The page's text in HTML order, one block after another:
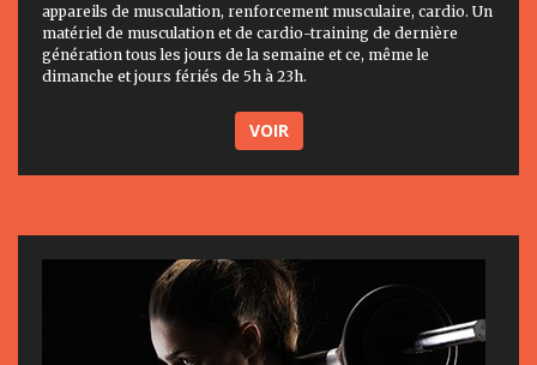
appareils de musculation, renforcement musculaire, cardio. Un
matériel de musculation et de cardio-training de dernière
génération tous les jours de la semaine et ce, même le
dimanche et jours fériés de 5h à 23h.
VOIR